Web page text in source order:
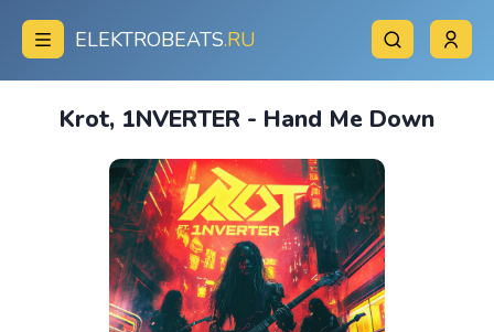
ELEKTROBEATS.RU
Krot, 1NVERTER - Hand Me Down